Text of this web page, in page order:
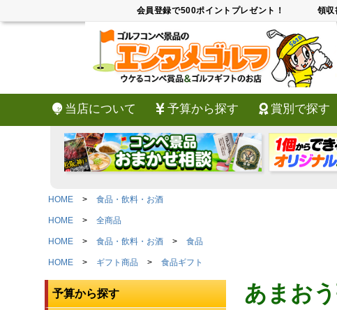
会員登録で500ポイントプレゼント！ 領収
当店について 予算から探す 賞別で探す
HOME 食品・飲料・お酒
HOME 全商品
HOME 食品・飲料・お酒 食品
HOME ギフト商品 食品ギフト
予算から探す あまお